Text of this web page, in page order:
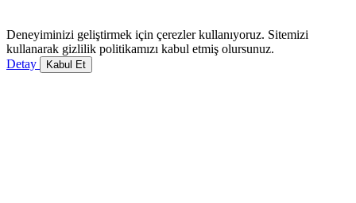
Deneyiminizi geliştirmek için çerezler kullanıyoruz. Sitemizi
kullanarak gizlilik politikamızı kabul etmiş olursunuz.
Detay
Kabul Et